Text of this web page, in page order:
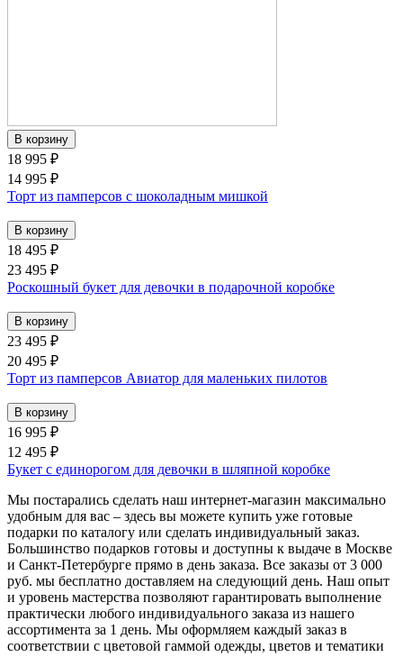
18 995 ₽
14 995 ₽
Торт из памперсов с шоколадным мишкой
18 495 ₽
23 495 ₽
Роскошный букет для девочки в подарочной коробке
23 495 ₽
20 495 ₽
Торт из памперсов Авиатор для маленьких пилотов
16 995 ₽
12 495 ₽
Букет с единорогом для девочки в шляпной коробке
Мы постарались сделать наш интернет-магазин максимально
удобным для вас – здесь вы можете купить уже готовые
подарки по каталогу или сделать индивидуальный заказ.
Большинство подарков готовы и доступны к выдаче в Москве
и Санкт-Петербурге прямо в день заказа. Все заказы от 3 000
руб. мы бесплатно доставляем на следующий день. Наш опыт
и уровень мастерства позволяют гарантировать выполнение
практически любого индивидуального заказа из нашего
ассортимента за 1 день. Мы оформляем каждый заказ в
соответствии с цветовой гаммой одежды, цветов и тематики